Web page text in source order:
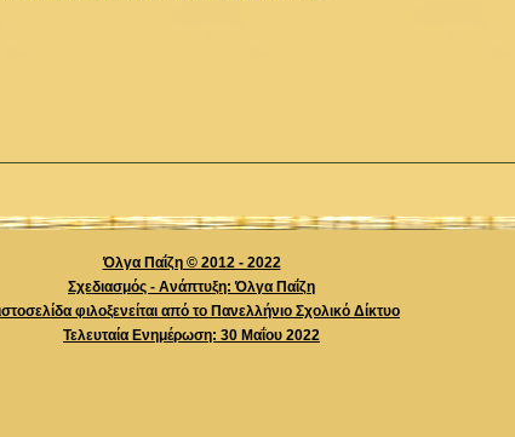
Όλγα Παΐζη © 2012 - 2022
Σχεδιασμός - Ανάπτυξη: Όλγα Παΐζη
φιλοξενείται από το Πανελλήνιο Σχολικό Δίκτυο
Τελευταία Ενημέρωση: 30 Mαΐου 2022